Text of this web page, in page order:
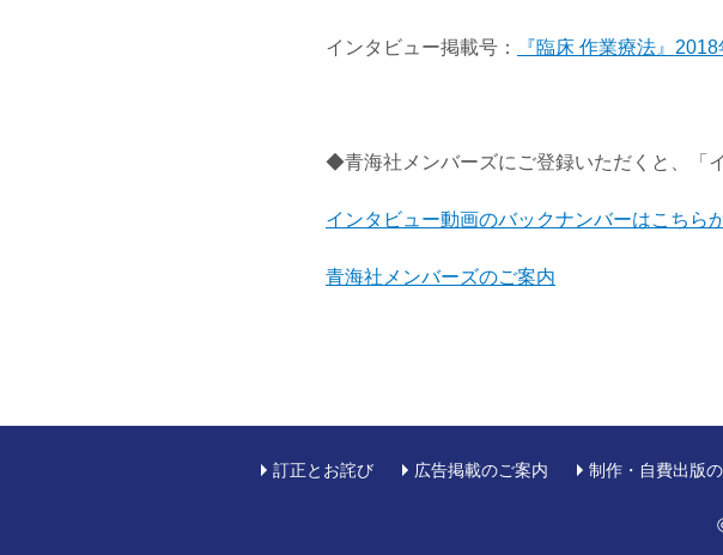
インタビュー掲載号： 『臨床 作業療法』
◆青海社メンバーズにご登録いただくと、「
インタビュー動画のバックナンバーはこちら
青海社メンバーズのご案内
訂正とお詫び 広告掲載のご案内 制作・自費出版